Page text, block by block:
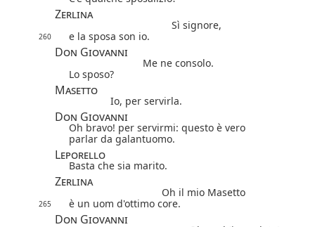
Zerlina
Sì signore,
260 e la sposa son io.
Don Giovanni
Me ne consolo.
Lo sposo?
Masetto
Io, per servirla.
Don Giovanni
Oh bravo! per servirmi: questo è vero
parlar da galantuomo.
Leporello
Basta che sia marito.
Zerlina
Oh il mio Masetto
265 è un uom d'ottimo core.
Don Giovanni